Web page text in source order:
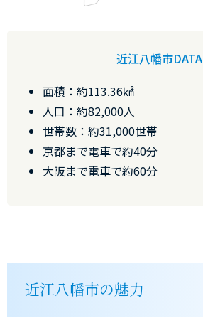
近江八幡市DATA
面積：約113.36㎢
人口：約82,000人
世帯数：約31,000世帯
京都まで電車で約40分
大阪まで電車で約60分
近江八幡市の魅力